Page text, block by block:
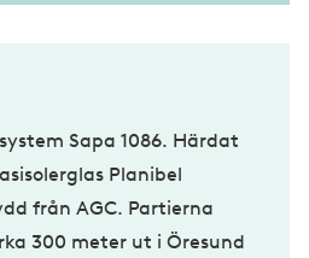
Sapa 1086. Härdat
Planibel
från AGC. Partierna
300 meter ut i Öresund